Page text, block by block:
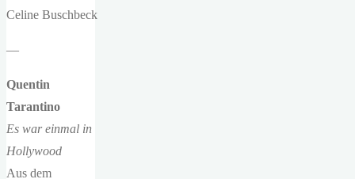
Celine Buschbeck
—
Quentin
Tarantino
Es war einmal in
Hollywood
Aus dem